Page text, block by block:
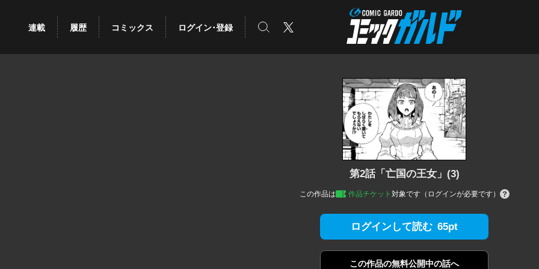
コミックガルド
連載 履歴 コミックス ログイン･登録 検索 X
第2話「亡国の王女」(3)
この作品は 作品チケット 対象です（ログインが必要です）
ログインして読む 65pt
この作品の無料公開中の話へ